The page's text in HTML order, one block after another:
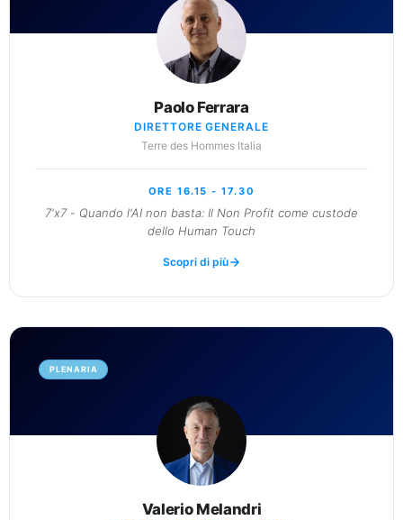
Paolo Ferrara
DIRETTORE GENERALE
Terre des Hommes Italia
ORE 16.15 - 17.30
7'x7 - Quando l'AI non basta: Il Non Profit come custode
dello Human Touch
Scopri di più
PLENARIA
Valerio Melandri